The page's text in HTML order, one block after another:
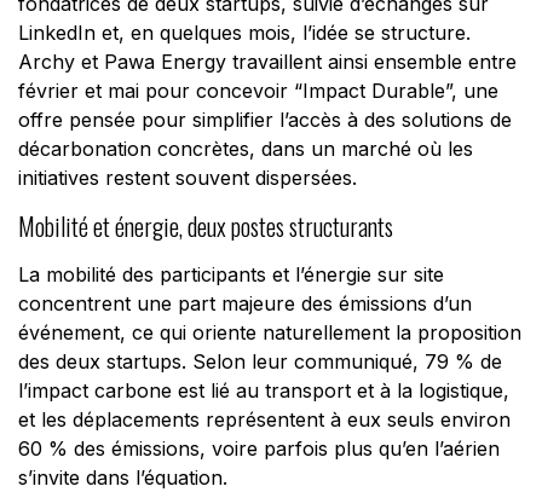
LinkedIn et, en quelques mois, l’idée se structure.
Archy et Pawa Energy travaillent ainsi ensemble entre
février et mai pour concevoir “Impact Durable”, une
offre pensée pour simplifier l’accès à des solutions de
décarbonation concrètes, dans un marché où les
initiatives restent souvent dispersées.
Mobilité et énergie, deux postes structurants
La mobilité des participants et l’énergie sur site
concentrent une part majeure des émissions d’un
événement, ce qui oriente naturellement la proposition
des deux startups. Selon leur communiqué, 79 % de
l’impact carbone est lié au transport et à la logistique,
et les déplacements représentent à eux seuls environ
60 % des émissions, voire parfois plus qu’en l’aérien
s’invite dans l’équation.